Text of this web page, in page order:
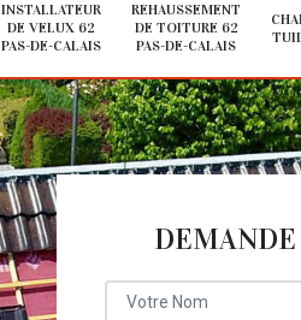
INSTALLATEUR
DE VELUX 62
PAS-DE-CALAIS
REHAUSSEMENT
DE TOITURE 62
PAS-DE-CALAIS